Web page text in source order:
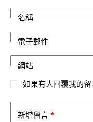
名稱
電子郵件
網站
如果有人回覆我的
新增留言 *